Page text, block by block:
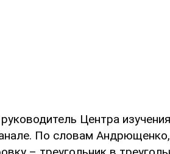
руководитель Центра
По словам Андрющенко,